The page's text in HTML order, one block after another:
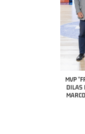
MVP
DILAS